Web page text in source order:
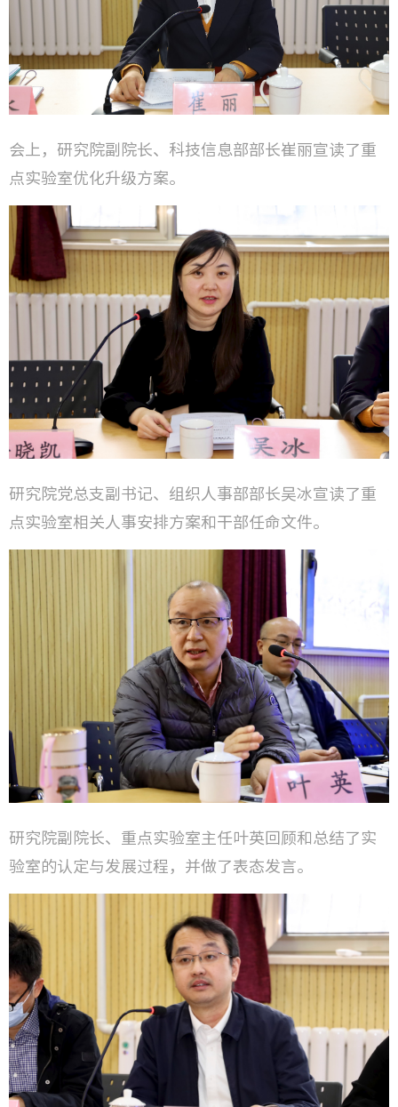
会上，研究院副院长、科技信息部部长崔丽宣读了重
点实验室优化升级方案。
研究院党总支副书记、组织人事部部长吴冰宣读了重
点实验室相关人事安排方案和干部任命文件。
研究院副院长、重点实验室主任叶英回顾和总结了实
验室的认定与发展过程，并做了表态发言。